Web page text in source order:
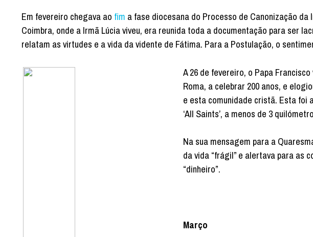
Em fevereiro chegava ao fim a fase diocesana do Processo de Canonização
Coimbra, onde a Irmã Lúcia viveu, era reunida toda a documentação para ser
relatam as virtudes e a vida da vidente de Fátima. Para a Postulação, o
A 26 de fevereiro, o Papa
Roma, a celebrar 200 anos, e
e esta comunidade cristã. Esta foi
‘All Saints’, a menos de 3
Na sua mensagem para a
da vida “frágil” e alertava para as
“dinheiro”.
Março